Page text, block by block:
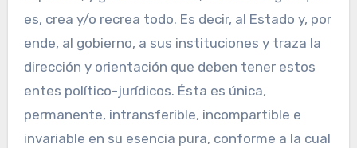
es, crea y/o recrea todo. Es decir, al Estado y, por
ende, al gobierno, a sus instituciones y traza la
dirección y orientación que deben tener estos
entes político-jurídicos. Ésta es única,
permanente, intransferible, incompartible e
invariable en su esencia pura, conforme a la cual